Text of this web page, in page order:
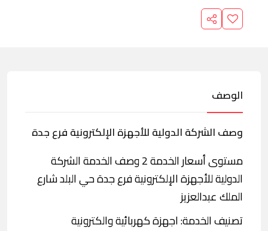
الوصف
وصف الشركة الدولية للأجهزة الإلكترونية فرع جدة
مستوى أسعار الخدمة 2 وصف الخدمة الشركة
الدولية للأجهزة الإلكترونية فرع جدة حي البلد شارع
الملك عبدالعزيز
تصنيف الخدمة: اجهزة كهربائية والكترونية